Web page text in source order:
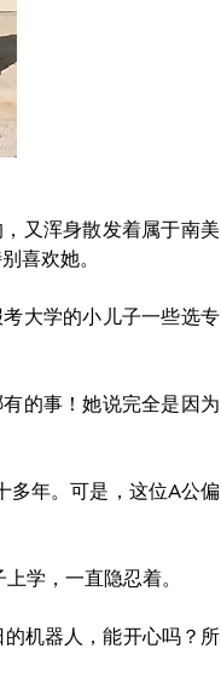
又浑身散发着属于南美
喜欢她。
大学的小儿子一些选专
的事！她说完全是因为
多年。可是，这位A公偏
学，一直隐忍着。
机器人，能开心吗？所